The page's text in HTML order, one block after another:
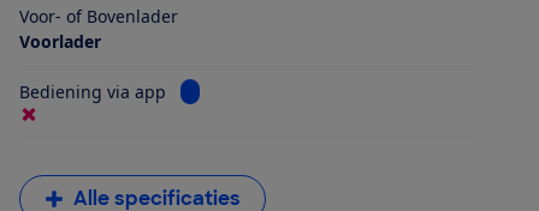
Voor- of Bovenlader
Voorlader
Bediening via app Bekijk informatie voor Bediening via app
Alle specificaties